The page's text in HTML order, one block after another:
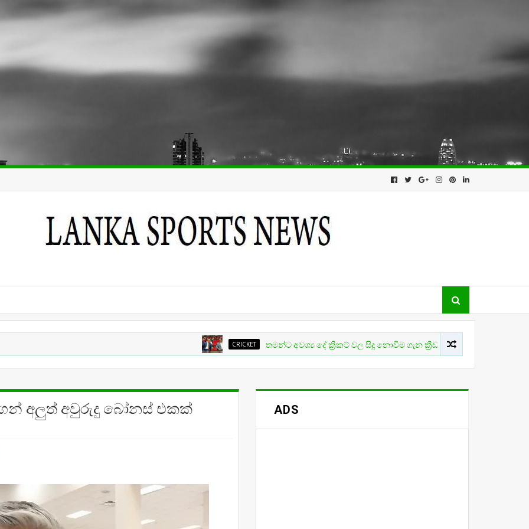
CRICKET තමන්ට අවශ්‍ය දේ ක්‍රිකට් වල සිදු නොවීම ගැන ක්‍රීඩා ඇමති කනස්සල්ලෙන්
අලුත් අවුරුදු බෝනස් එකක් ADS